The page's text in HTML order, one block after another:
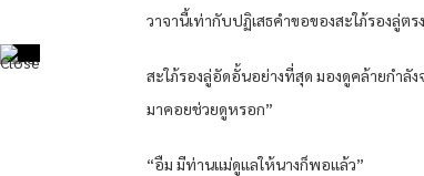
วาจานี้เท่ากับปฏิเสธคำขอของสะใภ้รองลู่ต
สะใภ้รองลู่อัดอั้นอย่างที่สุด มองดูคล้ายกำลัง
มาคอยช่วยดูหรอก”
“อืม มีท่านแม่ดูแลให้นางก็พอแล้ว”